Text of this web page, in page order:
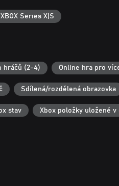
XBOX Series X|S
hráčů (2-4) Online hra pro
Sdílená/rozdělená obrazovka
stav Xbox položky uložené v